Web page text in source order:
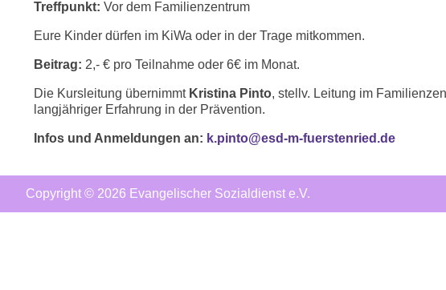
Treffpunkt: Vor dem Familienzentrum
Eure Kinder dürfen im KiWa oder in der Trage mitkommen.
Beitrag: 2,- € pro Teilnahme oder 6€ im Monat.
Die Kursleitung übernimmt Kristina Pinto, stellv. Leitung im
langjähriger Erfahrung in der Prävention.
Infos und Anmeldungen an: k.pinto@esd-m-fuerstenried.de
Copyright © 2026 Evangelischer Sozialdienst e.V.